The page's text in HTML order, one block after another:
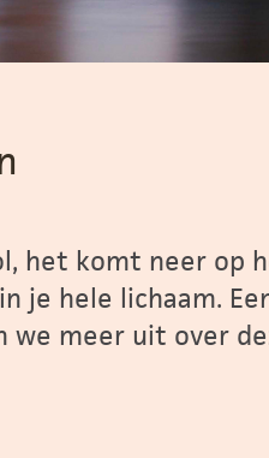
het komt neer op
je hele lichaam.
we meer uit over